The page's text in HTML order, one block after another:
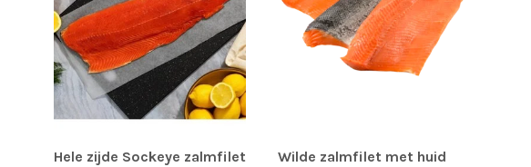
Hele zijde Sockeye zalmfilet
Wilde zalmfilet met huid